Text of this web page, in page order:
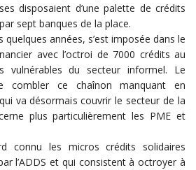
disposaient d’une palette de crédits
sept banques de la place.
années, s’est imposée dans le
avec l’octroi de 7000 crédits au
vulnérables du secteur informel. Le
combler ce chaînon manquant en
va désormais couvrir le secteur de la
plus particulièrement les PME et
connu les micros crédits solidaires
l’ADDS et qui consistent à octroyer à